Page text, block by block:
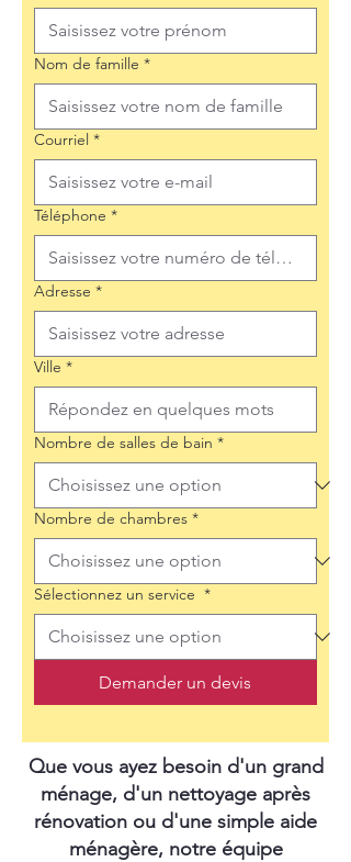
Nom de famille *
Courriel *
Téléphone *
Adresse *
Ville *
Nombre de salles de bain *
Nombre de chambres *
Sélectionnez un service *
Demander un devis
Que vous ayez besoin d'un grand
ménage, d'un nettoyage après
rénovation ou d'une simple aide
ménagère, notre équipe